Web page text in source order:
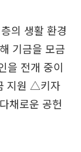
의 생활 환경
기금을 모금
을 전개 중이
지원 △키자
채로운 공헌